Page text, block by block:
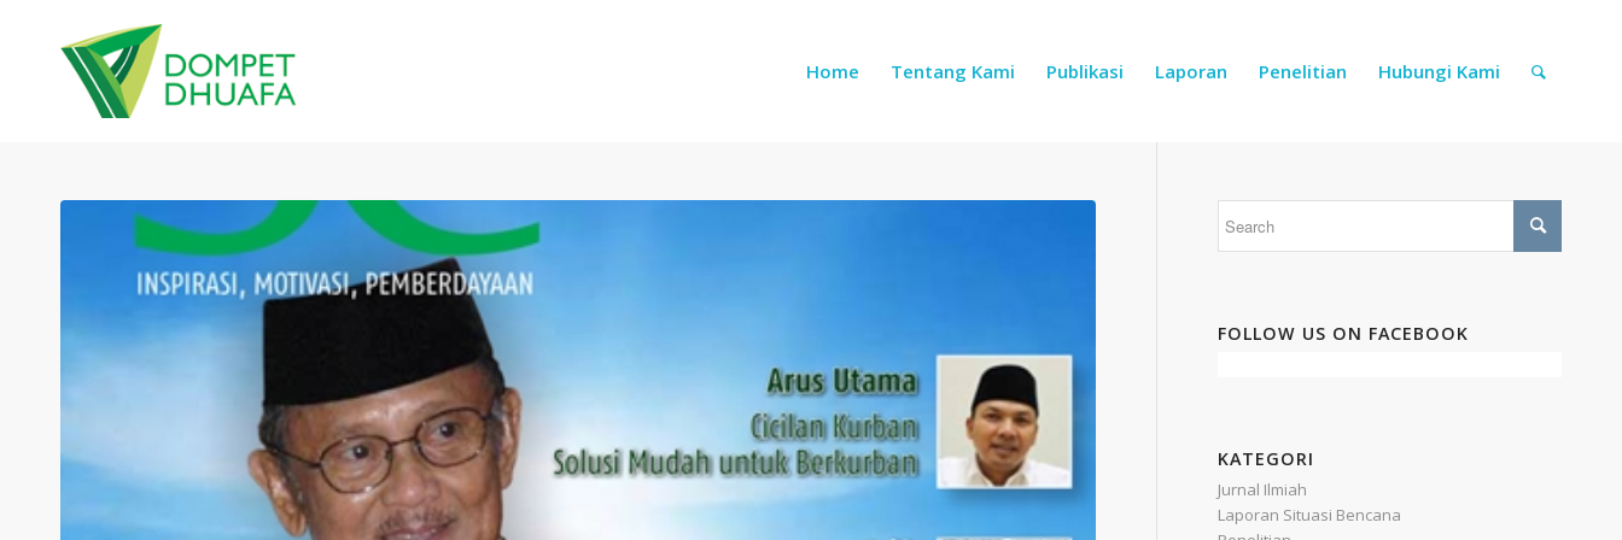
Home Tentang Kami Publikasi Laporan Penelitian Hubungi Kami
FOLLOW US ON FACEBOOK
KATEGORI
Jurnal Ilmiah
Laporan Situasi Bencana